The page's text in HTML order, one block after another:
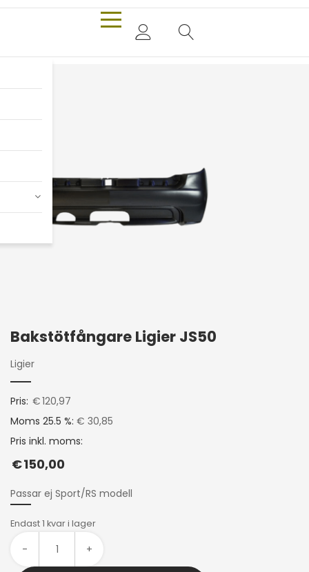
Bakstötfångare Ligier JS50
Ligier
Pris: €120,97
Moms 25.5 %: € 30,85
Pris inkl. moms:
€150,00
Passar ej Sport/RS modell
Endast 1 kvar i lager
- +